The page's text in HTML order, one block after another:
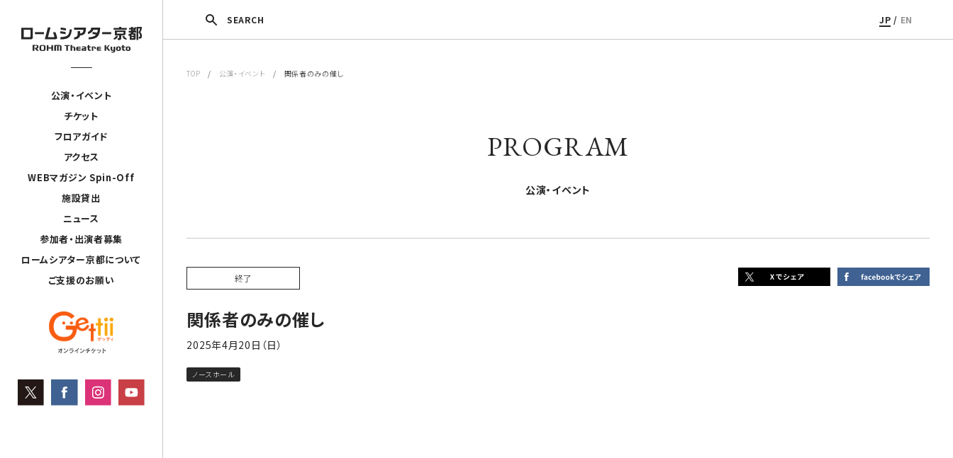
公演・イベント
チケット
フロアガイド
アクセス
WEBマガジン Spin-Off
施設貸出
ニュース
参加者・出演者募集
ロームシアター京都について
ご支援のお願い
SEARCH JP / EN
TOP / 公演・イベント / 関係者のみの催し
PROGRAM
公演・イベント
終了
関係者のみの催し
2025年4月20日（日）
ノースホール